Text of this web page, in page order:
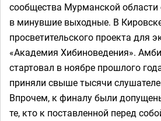
сообщества Мурманской области
в минувшие выходные. В
просветительского проекта для
«Академия Хибиноведения».
стартовал в ноябре прошлого
приняли свыше тысячи
Впрочем, к финалу были
те, кто к поставленной перед